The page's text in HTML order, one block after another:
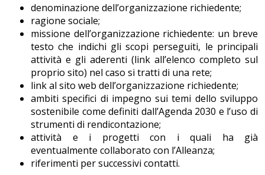
denominazione dell’organizzazione richiedente;
ragione sociale;
missione dell’organizzazione richiedente: un breve
testo che indichi gli scopi perseguiti, le principali
attività e gli aderenti (link all’elenco completo sul
proprio sito) nel caso si tratti di una rete;
link al sito web dell’organizzazione richiedente;
ambiti specifici di impegno sui temi dello sviluppo
sostenibile come definiti dall’Agenda 2030 e l’uso di
strumenti di rendicontazione;
attività e i progetti con i quali ha già
eventualmente collaborato con l’Alleanza;
riferimenti per successivi contatti.